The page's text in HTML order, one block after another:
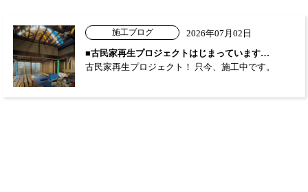
施工ブログ
2026年07月02日
■古民家再生プロジェクトはじまっています…
古民家再生プロジェクト！ 只今、施工中です。